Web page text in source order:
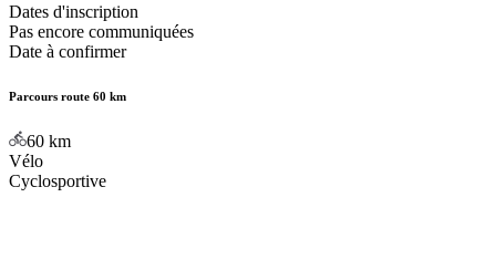
Dates d'inscription
Pas encore communiquées
Date à confirmer
Parcours route 60 km
60 km
Vélo
Cyclosportive